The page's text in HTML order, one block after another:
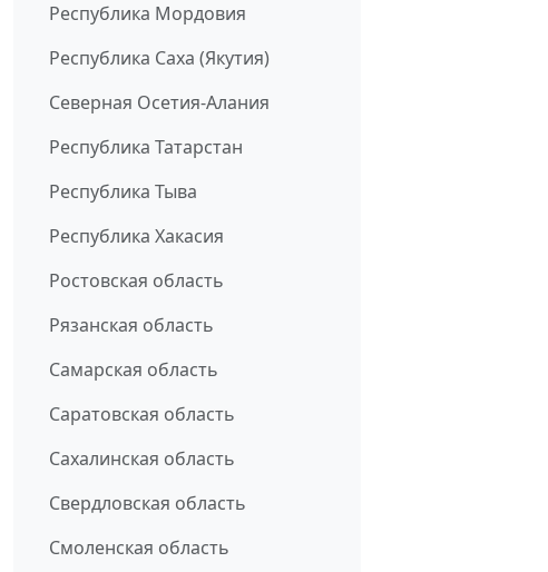
Республика Мордовия
Республика Саха (Якутия)
Северная Осетия-Алания
Республика Татарстан
Республика Тыва
Республика Хакасия
Ростовская область
Рязанская область
Самарская область
Саратовская область
Сахалинская область
Свердловская область
Смоленская область